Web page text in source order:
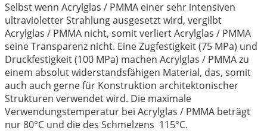
Selbst wenn Acrylglas / PMMA einer sehr intensiven
ultravioletter Strahlung ausgesetzt wird, vergilbt
Acrylglas / PMMA nicht, somit verliert Acrylglas / PMMA
seine Transparenz nicht. Eine Zugfestigkeit (75 MPa) und
Druckfestigkeit (100 MPa) machen Acrylglas / PMMA zu
einem absolut widerstandsfähigen Material, das, somit
auch auch gerne für Konstruktion architektonischer
Strukturen verwendet wird. Die maximale
Verwendungstemperatur bei Acrylglas / PMMA beträgt
nur 80°C und die des Schmelzens 115°C.